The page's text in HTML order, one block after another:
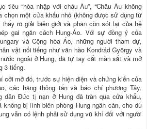
tiêu “hòa nhập với châu Âu”, “Châu Âu không
chọn một cửa khẩu nhỏ (không được sử dụng từ
rõ giải biên giới và phần còn sót lại của hệ
gai ngăn cách Hung-Áo. Với sự đồng ý của
và Cộng hòa Áo, những người tham dự,
vật nổi tiếng như văn hào Kondrád György và
ngoài ở Hung, đã tự tay cắt màn sắt và mở
3 tiếng.
cởi mở đó, trước sự hiện diện và chứng kiến của
các hãng thông tấn và báo chí phương Tây,
dân Đức tị nạn ở Hung đã tràn qua cửa khẩu,
bị lính biên phòng Hung ngăn cản, cho dù
vẫn có lệnh phải sử dụng vũ khí đối với người